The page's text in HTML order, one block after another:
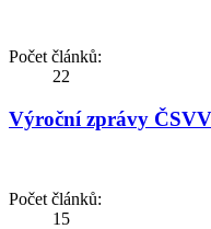
Počet článků:
22
Výroční zprávy ČSVV
Počet článků:
15